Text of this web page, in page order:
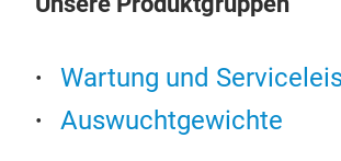
Wartung und
Auswuchtgewichte